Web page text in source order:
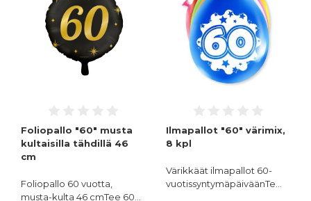
Foliopallo "60" musta
kultaisilla tähdillä 46
cm
Foliopallo 60 vuotta,
musta-kulta 46 cmTee 60…
Ilmapallot "60" värimix,
8 kpl
Värikkäät ilmapallot 60-
vuotissyntymäpäiväänTe…